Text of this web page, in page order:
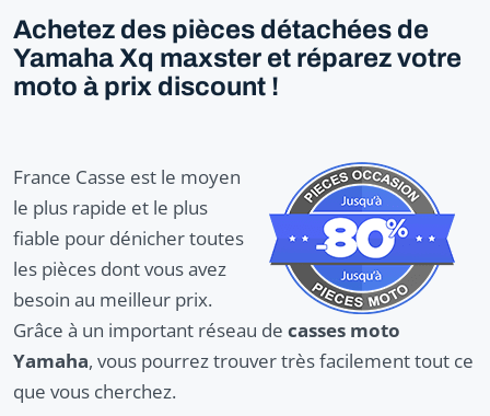
Achetez des pièces détachées de
Yamaha Xq maxster et réparez votre
moto à prix discount !
France Casse est le moyen
le plus rapide et le plus
fiable pour dénicher toutes
les pièces dont vous avez
besoin au meilleur prix.
Grâce à un important réseau de casses moto
Yamaha, vous pourrez trouver très facilement tout ce
que vous cherchez.